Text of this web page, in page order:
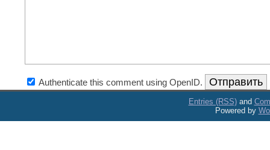
Authenticate this comment using OpenID.
Entries (RSS)and
Powered by